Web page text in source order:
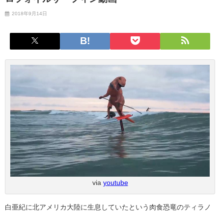
2018年9月14日
via youtube
白亜紀に北アメリカ大陸に生息していたという肉食恐竜のティラノ